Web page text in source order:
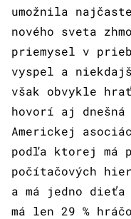
umožnila
nového sveta
priemysel v
vyspel a
však obvykle
hovorí aj
Americkej
podľa ktorej má
počítačových
a má jedno
má len 29 %